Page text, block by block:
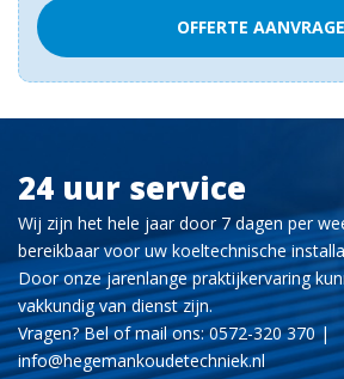
OFFERTE
24 uur service
Wij zijn het hele jaar door 7 dagen per
bereikbaar voor uw koeltechnische
Door onze jarenlange praktijkervaring
vakkundig van dienst zijn.
Vragen? Bel of mail ons: 0572-320 370 |
info@hegemankoudetechniek.nl